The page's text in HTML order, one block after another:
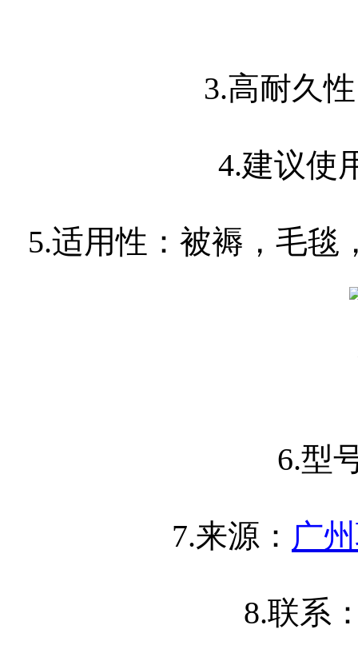
3.高耐久
4.建议使
5.适用性：被褥，毛毯
6.型
7.来源： 广
8.联系